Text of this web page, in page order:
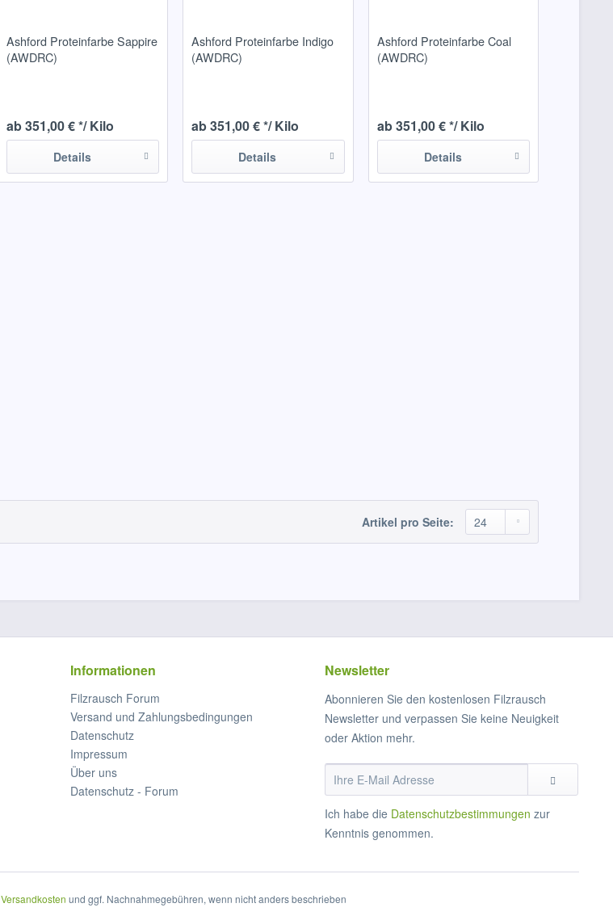
Ashford Proteinfarbe Sappire
(AWDRC)
ab 351,00 € */ Kilo
Details
Ashford Proteinfarbe Indigo
(AWDRC)
ab 351,00 € */ Kilo
Details
Ashford Proteinfarbe Coal
(AWDRC)
ab 351,00 € */ Kilo
Details
Artikel pro Seite:
Informationen
Filzrausch Forum
Versand und Zahlungsbedingungen
Datenschutz
Impressum
Über uns
Datenschutz - Forum
Newsletter
Abonnieren Sie den kostenlosen Filzrausch
Newsletter und verpassen Sie keine Neuigkeit
oder Aktion mehr.
Ich habe die Datenschutzbestimmungen zur
Kenntnis genommen.
Versandkosten und ggf. Nachnahmegebühren, wenn nicht anders beschrieben